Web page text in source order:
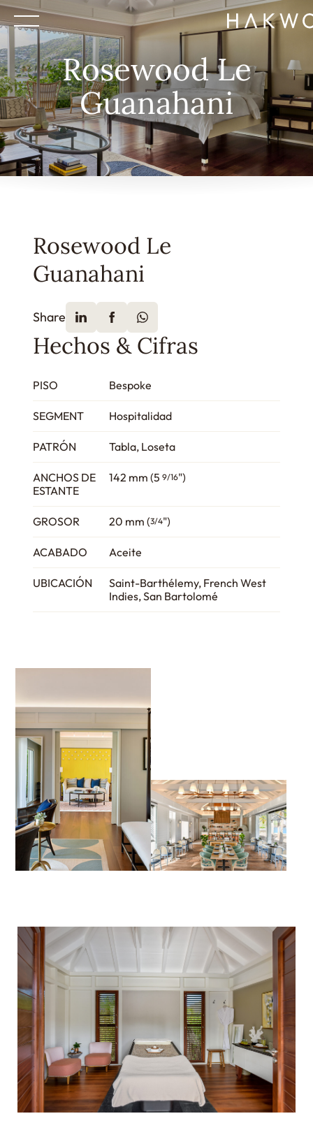
Rosewood Le
Guanahani
Rosewood Le
Guanahani
Share
Hechos & Cifras
PISO Bespoke
SEGMENT Hospitalidad
PATRÓN Tabla, Loseta
ANCHOS DE
ESTANTE
142 mm (5 9/16")
GROSOR 20 mm (3/4")
ACABADO Aceite
UBICACIÓN
Saint-Barthélemy, French West
Indies, San Bartolomé